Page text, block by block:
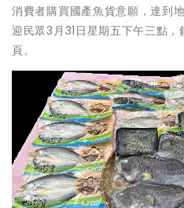
消費者購買國產魚貨意願，達到
迎民眾3月31日星期五下午三點
頁。